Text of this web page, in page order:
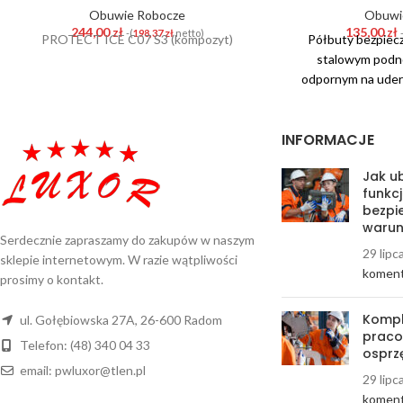
Obuwie Robocze
244,00zł -(198,37złnetto)
PROTECT ICE C07 S3 (kompozyt)
135,00zł
Półbuty
stalowym
odpornym na
Podeszwa
odporności na
energii w części
oddychającego
Nowoczesny
Spełniają
20345:2011.
Serdecznie zapraszamy do zakupów w naszym
sklepie internetowym. W razie wątpliwości
prosimy o kontakt.
ul. Gołębiowska 27A, 26-600 Radom
Telefon: (48) 340 04 33
email: pwluxor@tlen.pl
INFORMACJE
Jak
29
29